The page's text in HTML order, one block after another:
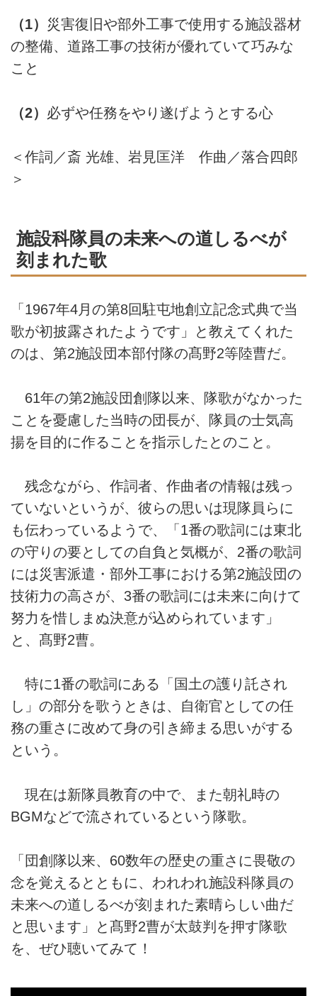
（1） 災害復旧や部外工事で使用する施設器材
の整備、道路工事の技術が優れていて巧みな
こと
（2） 必ずや任務をやり遂げようとする心
＜作詞／斎 光雄、岩見匡洋 作曲／落合四郎
＞
施設科隊員の未来への道しるべが
刻まれた歌
「1967年4月の第8回駐屯地創立記念式典で当
歌が初披露されたようです」と教えてくれた
のは、第2施設団本部付隊の髙野2等陸曹だ。
61年の第2施設団創隊以来、隊歌がなかった
ことを憂慮した当時の団長が、隊員の士気高
揚を目的に作ることを指示したとのこと。
残念ながら、作詞者、作曲者の情報は残っ
ていないというが、彼らの思いは現隊員らに
も伝わっているようで、「1番の歌詞には東北
の守りの要としての自負と気概が、2番の歌詞
には災害派遣・部外工事における第2施設団の
技術力の高さが、3番の歌詞には未来に向けて
努力を惜しまぬ決意が込められています」
と、髙野2曹。
特に1番の歌詞にある「国土の護り託され
し」の部分を歌うときは、自衛官としての任
務の重さに改めて身の引き締まる思いがする
という。
現在は新隊員教育の中で、また朝礼時の
BGMなどで流されているという隊歌。
「団創隊以来、60数年の歴史の重さに畏敬の
念を覚えるとともに、われわれ施設科隊員の
未来への道しるべが刻まれた素晴らしい曲だ
と思います」と髙野2曹が太鼓判を押す隊歌
を、ぜひ聴いてみて！